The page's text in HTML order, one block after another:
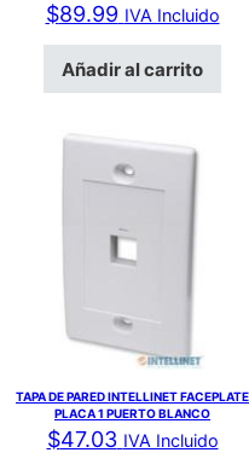
$89.99 IVA Incluido
Añadir al carrito
TAPA DE PARED INTELLINET FACEPLATE
PLACA 1 PUERTO BLANCO
$47.03 IVA Incluido